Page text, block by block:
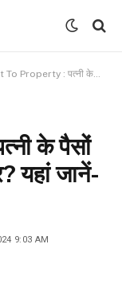
: पत्नी के पैसों पर पति का कितना अधिकार? यहां जानें- क्या है कानून….
के पैसों
यहां जानें-
9:03 AM